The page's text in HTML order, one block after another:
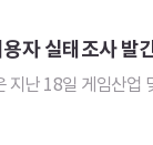
자 실태조사 발
난 18일 게임산업